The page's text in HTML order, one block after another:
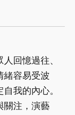
回憶過往、
緒容易受波
我的內心。
關注，演藝